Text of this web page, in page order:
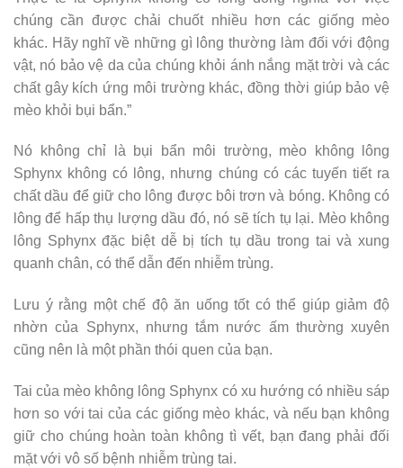
chúng cần được chải chuốt nhiều hơn các giống mèo
khác. Hãy nghĩ về những gì lông thường làm đối với động
vật, nó bảo vệ da của chúng khỏi ánh nắng mặt trời và các
chất gây kích ứng môi trường khác, đồng thời giúp bảo vệ
mèo khỏi bụi bẩn.”
Nó không chỉ là bụi bẩn môi trường, mèo không lông
Sphynx không có lông, nhưng chúng có các tuyến tiết ra
chất dầu để giữ cho lông được bôi trơn và bóng. Không có
lông để hấp thụ lượng dầu đó, nó sẽ tích tụ lại. Mèo không
lông Sphynx đặc biệt dễ bị tích tụ dầu trong tai và xung
quanh chân, có thể dẫn đến nhiễm trùng.
Lưu ý rằng một chế độ ăn uống tốt có thể giúp giảm độ
nhờn của Sphynx, nhưng tắm nước ấm thường xuyên
cũng nên là một phần thói quen của bạn.
Tai của mèo không lông Sphynx có xu hướng có nhiều sáp
hơn so với tai của các giống mèo khác, và nếu bạn không
giữ cho chúng hoàn toàn không tì vết, bạn đang phải đối
mặt với vô số bệnh nhiễm trùng tai.